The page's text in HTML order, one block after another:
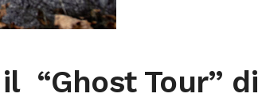
“Ghost Tour” di